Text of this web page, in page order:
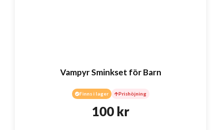
Vampyr Sminkset för Barn
Finns i lager Prishöjning
100 kr